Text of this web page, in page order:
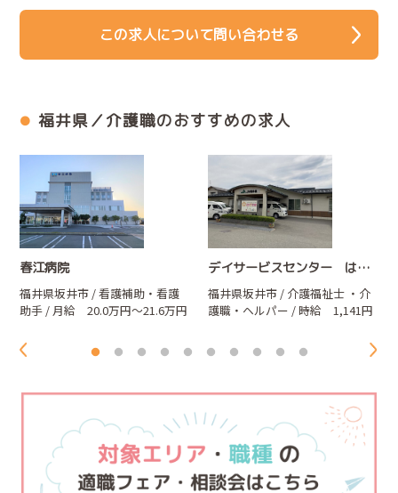
この求人について問い合わせる
福井県／介護職のおすすめの求人
春江病院
福井県坂井市 / 看護補助・看護
助手 / 月給 20.0万円～21.6万円
デイサービスセンター はなさき
福井県坂井市 / 介護福祉士 ・介
護職・ヘルパー / 時給 1,141円